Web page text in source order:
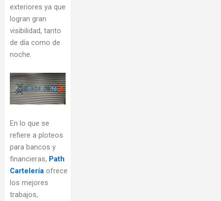
exteriores ya que
logran gran
visibilidad, tanto
de día como de
noche.
En lo que se
refiere a ploteos
para bancos y
financieras, Path
Cartelería ofrece
los mejores
trabajos,